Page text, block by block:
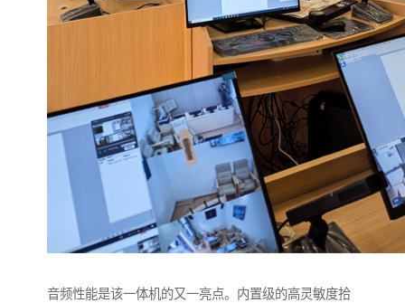
音频性能是该一体机的又一亮点。内置级的高灵敏度拾